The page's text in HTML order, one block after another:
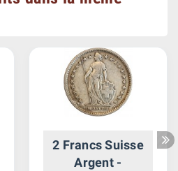
2 Francs Suisse
Argent -